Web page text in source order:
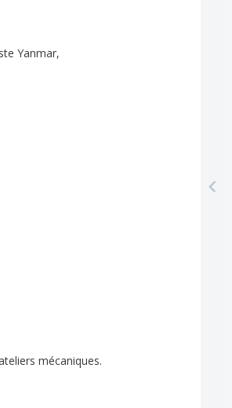
Yanmar,
mécaniques.